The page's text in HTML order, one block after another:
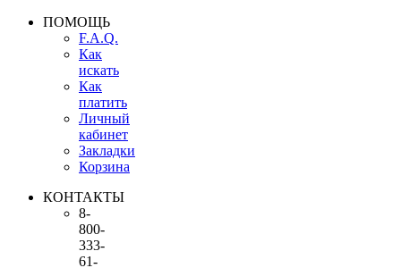
ПОМОЩЬ
F.A.Q.
Как
искать
Как
платить
Личный
кабинет
Закладки
Корзина
КОНТАКТЫ
8-
800-
333-
61-